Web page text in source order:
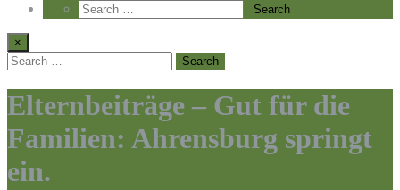
×
Elternbeiträge – Gut für die
Familien: Ahrensburg springt
ein.